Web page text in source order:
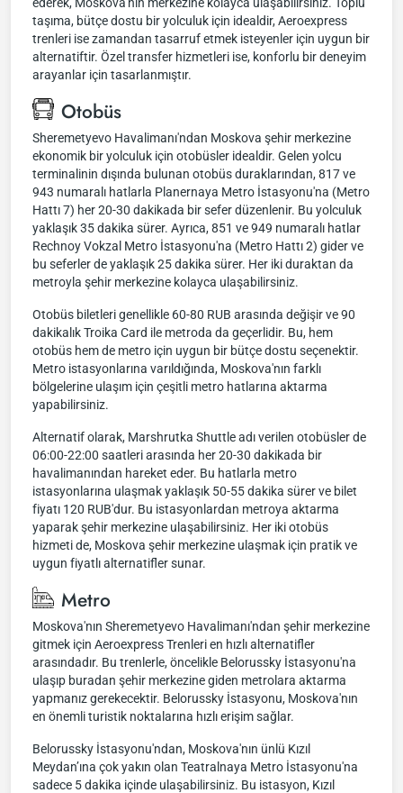
taşıma, bütçe dostu bir yolculuk için idealdir, Aeroexpress
trenleri ise zamandan tasarruf etmek isteyenler için uygun bir
alternatiftir. Özel transfer hizmetleri ise, konforlu bir deneyim
arayanlar için tasarlanmıştır.
Otobüs
Sheremetyevo Havalimanı'ndan Moskova şehir merkezine
ekonomik bir yolculuk için otobüsler idealdir. Gelen yolcu
terminalinin dışında bulunan otobüs duraklarından, 817 ve
943 numaralı hatlarla Planernaya Metro İstasyonu'na (Metro
Hattı 7) her 20-30 dakikada bir sefer düzenlenir. Bu yolculuk
yaklaşık 35 dakika sürer. Ayrıca, 851 ve 949 numaralı hatlar
Rechnoy Vokzal Metro İstasyonu'na (Metro Hattı 2) gider ve
bu seferler de yaklaşık 25 dakika sürer. Her iki duraktan da
metroyla şehir merkezine kolayca ulaşabilirsiniz.
Otobüs biletleri genellikle 60-80 RUB arasında değişir ve 90
dakikalık Troika Card ile metroda da geçerlidir. Bu, hem
otobüs hem de metro için uygun bir bütçe dostu seçenektir.
Metro istasyonlarına varıldığında, Moskova'nın farklı
bölgelerine ulaşım için çeşitli metro hatlarına aktarma
yapabilirsiniz.
Alternatif olarak, Marshrutka Shuttle adı verilen otobüsler de
06:00-22:00 saatleri arasında her 20-30 dakikada bir
havalimanından hareket eder. Bu hatlarla metro
istasyonlarına ulaşmak yaklaşık 50-55 dakika sürer ve bilet
fiyatı 120 RUB'dur. Bu istasyonlardan metroya aktarma
yaparak şehir merkezine ulaşabilirsiniz. Her iki otobüs
hizmeti de, Moskova şehir merkezine ulaşmak için pratik ve
uygun fiyatlı alternatifler sunar.
Metro
Moskova'nın Sheremetyevo Havalimanı'ndan şehir merkezine
gitmek için Aeroexpress Trenleri en hızlı alternatifler
arasındadır. Bu trenlerle, öncelikle Belorussky İstasyonu'na
ulaşıp buradan şehir merkezine giden metrolara aktarma
yapmanız gerekecektir. Belorussky İstasyonu, Moskova'nın
en önemli turistik noktalarına hızlı erişim sağlar.
Belorussky İstasyonu'ndan, Moskova'nın ünlü Kızıl
Meydan’ına çok yakın olan Teatralnaya Metro İstasyonu'na
sadece 5 dakika içinde ulaşabilirsiniz. Bu istasyon, Kızıl